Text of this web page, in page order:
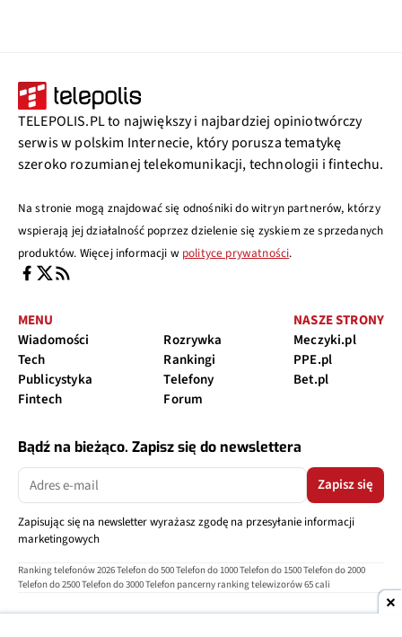
TELEPOLIS.PL to największy i najbardziej opiniotwórczy
serwis w polskim Internecie, który porusza tematykę
szeroko rozumianej telekomunikacji, technologii i fintechu.
Na stronie mogą znajdować się odnośniki do witryn partnerów, którzy
wspierają jej działalność poprzez dzielenie się zyskiem ze sprzedanych
produktów. Więcej informacji w polityce prywatności.
MENU
Wiadomości
Tech
Publicystyka
Fintech
Rozrywka
Rankingi
Telefony
Forum
NASZE STRONY
Meczyki.pl
PPE.pl
Bet.pl
Bądź na bieżąco. Zapisz się do newslettera
Zapisz się
Zapisując się na newsletter wyrażasz zgodę na przesyłanie informacji
marketingowych
Ranking telefonów 2026Telefon do 500Telefon do 1000Telefon do 1500Telefon do 2000
Telefon do 2500Telefon do 3000Telefon pancerny ranking telewizorów 65 cali